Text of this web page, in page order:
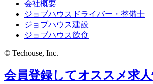
会社概要
ジョブハウスドライバー・整備士
ジョブハウス建設
ジョブハウス飲食
© Techouse, Inc.
会員登録してオススメ求